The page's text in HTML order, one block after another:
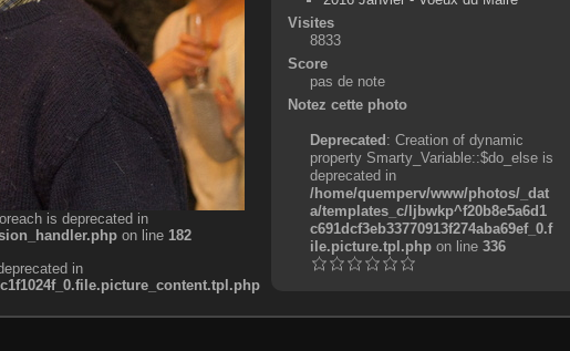
is deprecated in
on line 182
in
Visites
8833
Score
pas de note
Notez cette photo
Deprecated: Creation of dynamic
property Smarty_Variable::$do_else is
deprecated in
/home/quemperv/www/photos/_dat
a/templates_c/ljbwkp^f20b8e5a6d1
c691dcf3eb33770913f274aba69ef_0.f
ile.picture.tpl.phpon line 336